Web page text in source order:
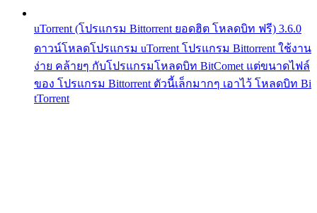
uTorrent (โปรแกรม Bittorrent ยอดฮิต โหลดบิท ฟรี) 3.6.0
ดาวน์โหลดโปรแกรม uTorrent โปรแกรม Bittorrent ใช้งาน
ง่าย คล้ายๆ กับโปรแกรมโหลดบิท BitComet แต่ขนาดไฟล์
ของ โปรแกรม Bittorrent ตัวนี้เล็กมากๆ เอาไว้ โหลดบิท Bi
tTorrent